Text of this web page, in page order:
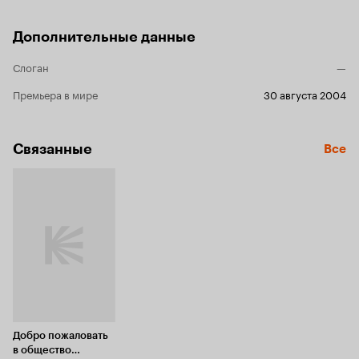
Дополнительные данные
Слоган
—
Премьера в мире
30 августа 2004
Связанные Все
Добро пожаловать
в общество